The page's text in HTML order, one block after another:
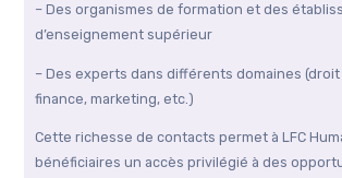
– Des organismes de formation et des
d’enseignement supérieur
– Des experts dans différents domaines (droit
finance, marketing, etc.)
Cette richesse de contacts permet à LFC
bénéficiaires un accès privilégié à des